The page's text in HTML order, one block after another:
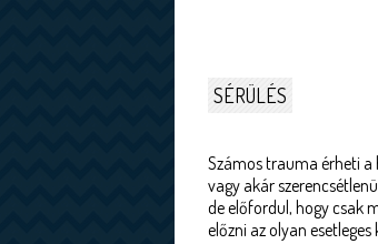
SÉRÜLÉS
Számos trauma érheti a
vagy akár
de előfordul, hogy csak
előzni az olyan